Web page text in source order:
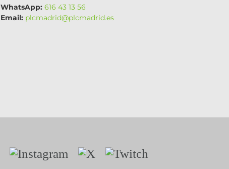
WhatsApp:616 43 13 56
Email: plcmadrid@plcmadrid.es
Instagram X
Twitch